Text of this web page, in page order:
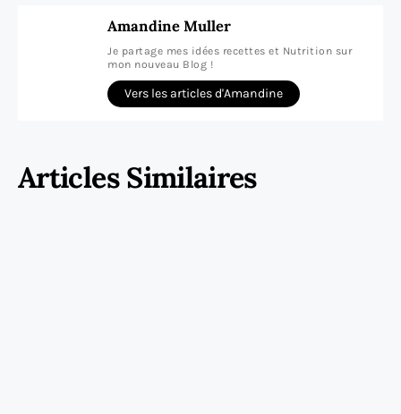
Amandine Muller
Je partage mes idées recettes et Nutrition sur
mon nouveau Blog !
Vers les articles d'Amandine
Articles Similaires